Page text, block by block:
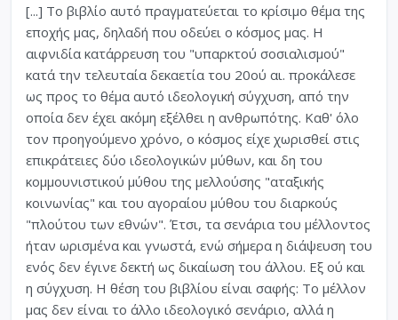
[...] Το βιβλίο αυτό πραγματεύεται το κρίσιμο θέμα της
εποχής μας, δηλαδή που οδεύει ο κόσμος μας. Η
αιφνιδία κατάρρευση του "υπαρκτού σοσιαλισμού"
κατά την τελευταία δεκαετία του 20ού αι. προκάλεσε
ως προς το θέμα αυτό ιδεολογική σύγχυση, από την
οποία δεν έχει ακόμη εξέλθει η ανθρωπότης. Καθ' όλο
τον προηγούμενο χρόνο, ο κόσμος είχε χωρισθεί στις
επικράτειες δύο ιδεολογικών μύθων, και δη του
κομμουνιστικού μύθου της μελλούσης "αταξικής
κοινωνίας" και του αγοραίου μύθου του διαρκούς
"πλούτου των εθνών". Έτσι, τα σενάρια του μέλλοντος
ήταν ωρισμένα και γνωστά, ενώ σήμερα η διάψευση του
ενός δεν έγινε δεκτή ως δικαίωση του άλλου. Εξ ού και
η σύγχυση. Η θέση του βιβλίου είναι σαφής: Το μέλλον
μας δεν είναι το άλλο ιδεολογικό σενάριο, αλλά η